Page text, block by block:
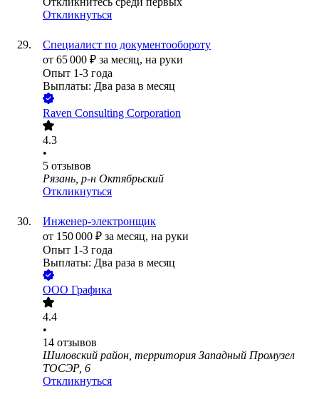
Откликнуться
Специалист по документообороту
от 65 000 ₽ за месяц, на руки
Опыт 1-3 года
Выплаты: Два раза в месяц
Raven Consulting Corporation
4.3
•
5 отзывов
Рязань, р-н Октябрьский
Откликнуться
Инженер-электронщик
от 150 000 ₽ за месяц, на руки
Опыт 1-3 года
Выплаты: Два раза в месяц
ООО Графика
4.4
•
14 отзывов
Шиловский район, территория Западный Промузел
ТОСЭР, 6
Откликнуться